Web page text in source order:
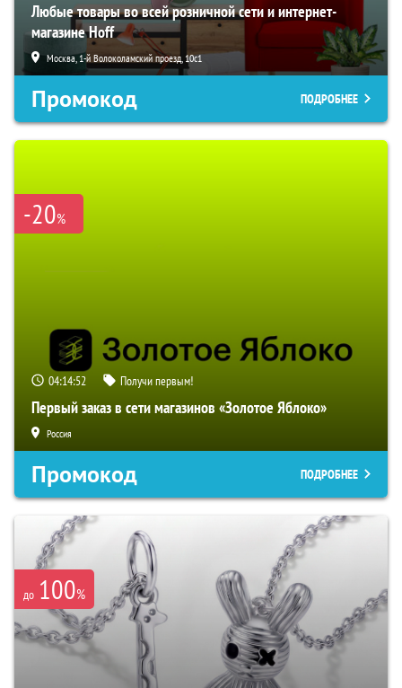
Любые товары во всей розничной сети и интернет-
магазине Hoff
Москва, 1-й Волоколамский проезд, 10с1
Промокод ПОДРОБНЕЕ
-20%
04:14:51 Получи первым!
Первый заказ в сети магазинов «Золотое Яблоко»
Россия
Промокод ПОДРОБНЕЕ
до 100%